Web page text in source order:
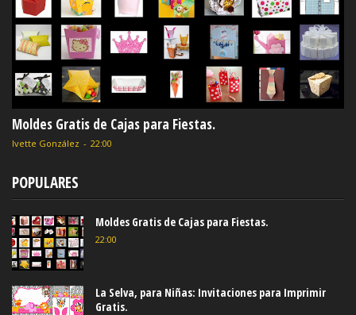
Moldes Gratis de Cajas para Fiestas.
Ivette González - 22:00
POPULARES
Moldes Gratis de Cajas para Fiestas.
22:00
La Selva, para Niñas: Invitaciones para Imprimir
Gratis.